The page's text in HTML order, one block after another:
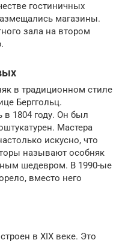
гостиничных
магазины.
зала на втором
в традиционном стиле
Берггольц.
в 1804 году. Он был
Мастера
искусно, что
называют особняк
шедевром. В 1990-ые
вместо него
в XIX веке. Это